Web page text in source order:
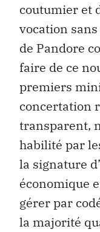
coutumier et
vocation
de Pandore
faire de ce
premiers
concertation
transparent,
habilité par
la signature
économique
gérer par
la majorité